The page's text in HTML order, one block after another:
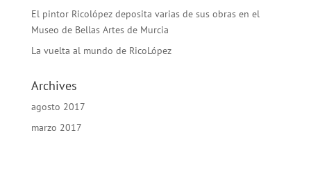
El pintor Ricolópez deposita varias de sus obras en el
Museo de Bellas Artes de Murcia
La vuelta al mundo de RicoLópez
Archives
agosto 2017
marzo 2017